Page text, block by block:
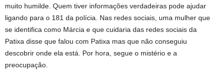
muito humilde. Quem tiver informações verdadeiras pode ajudar
ligando para o 181 da polícia. Nas redes sociais, uma mulher que
se identifica como Márcia e que cuidaria das redes sociais da
Patixa disse que falou com Patixa mas que não conseguiu
descobrir onde ela está. Por hora, segue o mistério e a
preocupação.